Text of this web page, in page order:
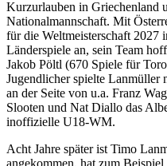
Kurzurlauben in Griechenland
Nationalmannschaft. Mit
für die Weltmeisterschaft 2027
Länderspiele an, sein Team
Jakob Pöltl (670 Spiele für
Jugendlicher spielte Lanmüller
an der Seite von u.a. Franz
Slooten und Nat Diallo das
inoffizielle U18-WM.
Acht Jahre später ist Timo
angekommen, hat zum